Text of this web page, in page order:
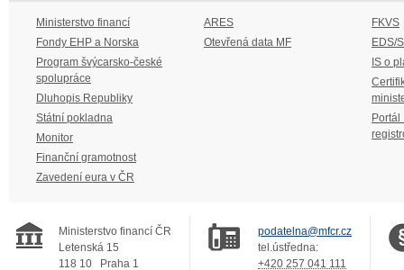
Ministerstvo financí
Fondy EHP a Norska
Program švýcarsko-české
spolupráce
Dluhopis Republiky
Státní pokladna
Monitor
Finanční gramotnost
Zavedení eura v ČR
ARES
Otevřená data MF
FKVS
EDS/
IS o
Portál
Ministerstvo financí ČR
Letenská 15
118 10
Praha 1
podatelna@mfcr.cz
tel.ústředna:
+420 257 041 111